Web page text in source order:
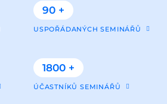
90 +
USPOŘÁDANÝCH SEMINÁŘŮ
1800 +
ÚČASTNÍKŮ SEMINÁŘŮ